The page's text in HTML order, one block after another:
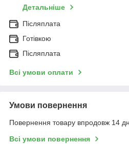
Детальніше
Післяплата
Готівкою
Післяплата
Всі умови оплати
Умови повернення
Повернення товару впродовж 14
Всі умови повернення